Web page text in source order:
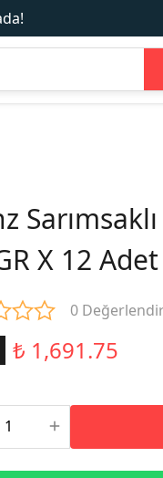
X 12
0
₺ 1,691.75